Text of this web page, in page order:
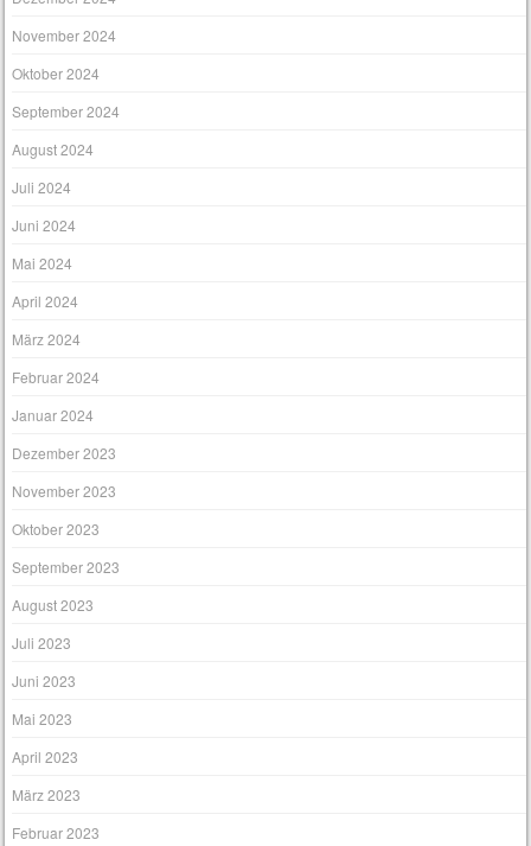
November 2024
Oktober 2024
September 2024
August 2024
Juli 2024
Juni 2024
Mai 2024
April 2024
März 2024
Februar 2024
Januar 2024
Dezember 2023
November 2023
Oktober 2023
September 2023
August 2023
Juli 2023
Juni 2023
Mai 2023
April 2023
März 2023
Februar 2023